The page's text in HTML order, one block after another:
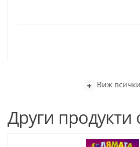
Виж всички
Други продукти